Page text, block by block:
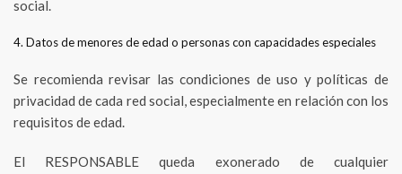
social.
4. Datos de menores de edad o personas con capacidades especiales
Se recomienda revisar las condiciones de uso y políticas de
privacidad de cada red social, especialmente en relación con los
requisitos de edad.
El RESPONSABLE queda exonerado de cualquier